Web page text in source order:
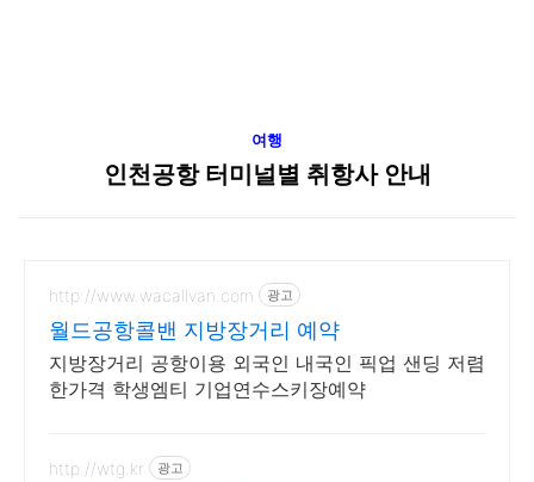
여행
인천공항 터미널별 취항사 안내
http://www.wacallvan.com 광고
월드공항콜밴 지방장거리 예약
지방장거리 공항이용 외국인 내국인 픽업 샌딩 저렴
한가격 학생엠티 기업연수스키장예약
http://wtg.kr 광고